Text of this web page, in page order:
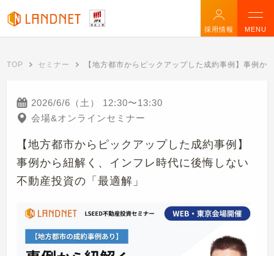
採用情報 MENU
TOP セミナー 【地方都市からピックアップした成約事例】事例
2026/6/6（土） 12:30〜13:30
会場&オンラインセミナー
【地方都市からピックアップした成約事例】
事例から紐解く、インフレ時代に後悔しない
不動産投資の「最適解」